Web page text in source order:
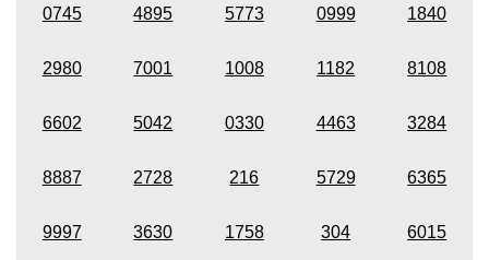
0745 4895 5773 0999 1840
2980 7001 1008 1182 8108
6602 5042 0330 4463 3284
8887 2728 216 5729 6365
9997 3630 1758 304 6015